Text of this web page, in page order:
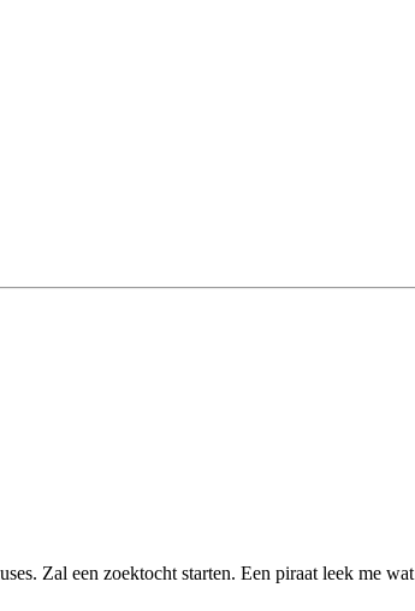
Zal een zoektocht starten. Een piraat leek me wat